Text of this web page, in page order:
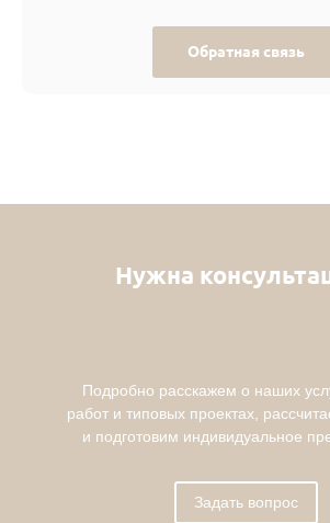
Обратная связь
Нужна
Подробно расскажем о наших
работ и типовых проектах,
и подготовим индивидуальное
Задать вопрос